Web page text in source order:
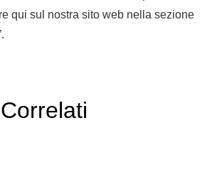
qui sul nostra sito web nella sezione